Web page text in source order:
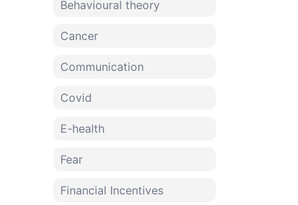
Behavioural theory
Cancer
Communication
Covid
E-health
Fear
Financial Incentives